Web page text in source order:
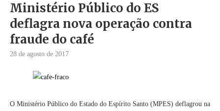
Ministério Público do ES
deflagra nova operação contra
fraude do café
28 de agosto de 2017
O Ministério Público do Estado do Espírito Santo (MPES) deflagrou na